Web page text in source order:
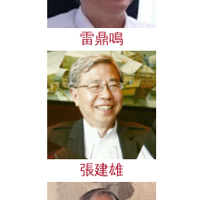
雷鼎鳴
張建雄